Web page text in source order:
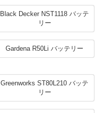
Black Decker NST1118 バッテ
リー
Gardena R50Li バッテリー
Greenworks ST80L210 バッテ
リー